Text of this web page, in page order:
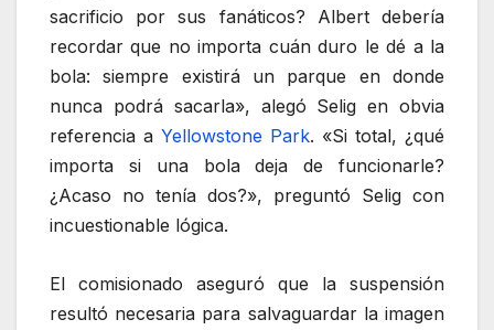
sacrificio por sus fanáticos? Albert debería
recordar que no importa cuán duro le dé a la
bola: siempre existirá un parque en donde
nunca podrá sacarla», alegó Selig en obvia
referencia a Yellowstone Park. «Si total, ¿qué
importa si una bola deja de funcionarle?
¿Acaso no tenía dos?», preguntó Selig con
incuestionable lógica.
El comisionado aseguró que la suspensión
resultó necesaria para salvaguardar la imagen